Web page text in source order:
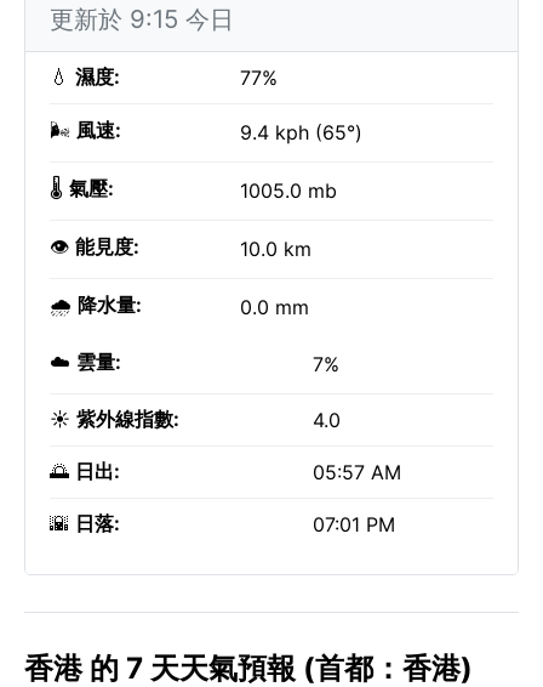
更新於 9:15 今日
💧 濕度: 77%
🌬️ 風速: 9.4 kph (65°)
🌡️ 氣壓: 1005.0 mb
👁️ 能見度: 10.0 km
🌧️ 降水量: 0.0 mm
☁️ 雲量: 7%
☀️ 紫外線指數: 4.0
🌅 日出: 05:57 AM
🌇 日落: 07:01 PM
香港 的 7 天天氣預報 (首都：香港)